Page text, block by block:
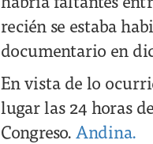
recién se estaba
documentario en
En vista de lo
lugar las 24 horas
Congreso. Andina.